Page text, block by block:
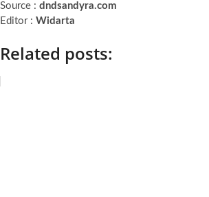
Source : dndsandyra.com
Editor : Widarta
Related posts: